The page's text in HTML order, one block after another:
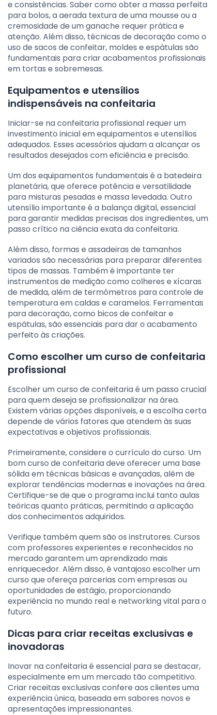
e consistências. Saber como obter a massa perfeita
para bolos, a aerada textura de uma mousse ou a
cremosidade de um ganache requer prática e
atenção. Além disso, técnicas de decoração como o
uso de sacos de confeitar, moldes e espátulas são
fundamentais para criar acabamentos profissionais
em tortas e sobremesas.
Equipamentos e utensílios
indispensáveis na confeitaria
Iniciar-se na confeitaria profissional requer um
investimento inicial em equipamentos e utensílios
adequados. Esses acessórios ajudam a alcançar os
resultados desejados com eficiência e precisão.
Um dos equipamentos fundamentais é a batedeira
planetária, que oferece potência e versatilidade
para misturas pesadas e massa levedada. Outro
utensílio importante é a balança digital, essencial
para garantir medidas precisas dos ingredientes, um
passo crítico na ciência exata da confeitaria.
Além disso, formas e assadeiras de tamanhos
variados são necessárias para preparar diferentes
tipos de massas. Também é importante ter
instrumentos de medição como colheres e xícaras
de medida, além de termômetros para controle de
temperatura em caldas e caramelos. Ferramentas
para decoração, como bicos de confeitar e
espátulas, são essenciais para dar o acabamento
perfeito às criações.
Como escolher um curso de confeitaria
profissional
Escolher um curso de confeitaria é um passo crucial
para quem deseja se profissionalizar na área.
Existem várias opções disponíveis, e a escolha certa
depende de vários fatores que atendem às suas
expectativas e objetivos profissionais.
Primeiramente, considere o currículo do curso. Um
bom curso de confeitaria deve oferecer uma base
sólida em técnicas básicas e avançadas, além de
explorar tendências modernas e inovações na área.
Certifique-se de que o programa inclui tanto aulas
teóricas quanto práticas, permitindo a aplicação
dos conhecimentos adquiridos.
Verifique também quem são os instrutores. Cursos
com professores experientes e reconhecidos no
mercado garantem um aprendizado mais
enriquecedor. Além disso, é vantajoso escolher um
curso que ofereça parcerias com empresas ou
oportunidades de estágio, proporcionando
experiência no mundo real e networking vital para o
futuro.
Dicas para criar receitas exclusivas e
inovadoras
Inovar na confeitaria é essencial para se destacar,
especialmente em um mercado tão competitivo.
Criar receitas exclusivas confere aos clientes uma
experiência única, baseada em sabores novos e
apresentações impressionantes.